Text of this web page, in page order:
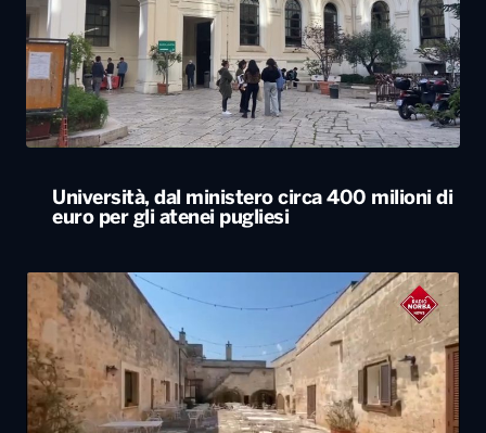
Università, dal ministero circa 400 milioni di
euro per gli atenei pugliesi